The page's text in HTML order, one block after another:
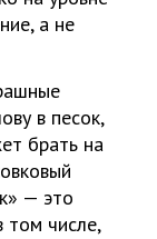
а не
в песок,
брать на
— это
том числе,